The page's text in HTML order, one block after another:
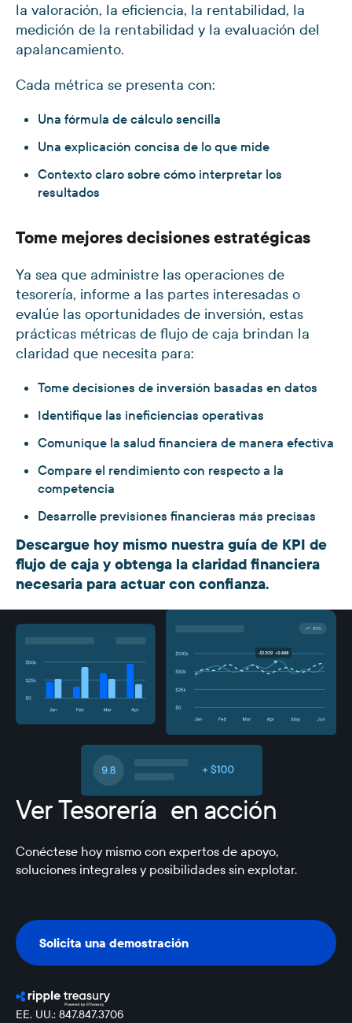
la valoración, la eficiencia, la rentabilidad, la
medición de la rentabilidad y la evaluación del
apalancamiento.
Cada métrica se presenta con:
Una fórmula de cálculo sencilla
Una explicación concisa de lo que mide
Contexto claro sobre cómo interpretar los
resultados
Tome mejores decisiones estratégicas
Ya sea que administre las operaciones de
tesorería, informe a las partes interesadas o
evalúe las oportunidades de inversión, estas
prácticas métricas de flujo de caja brindan la
claridad que necesita para:
Tome decisiones de inversión basadas en datos
Identifique las ineficiencias operativas
Comunique la salud financiera de manera efectiva
Compare el rendimiento con respecto a la
competencia
Desarrolle previsiones financieras más precisas
Descargue hoy mismo nuestra guía de KPI de
flujo de caja y obtenga la claridad financiera
necesaria para actuar con confianza.
Ver Tesorería en acción
Conéctese hoy mismo con expertos de apoyo,
soluciones integrales y posibilidades sin explotar.
Solicita una demostración
Solicita una demostración
EE. UU.: 847.847.3706